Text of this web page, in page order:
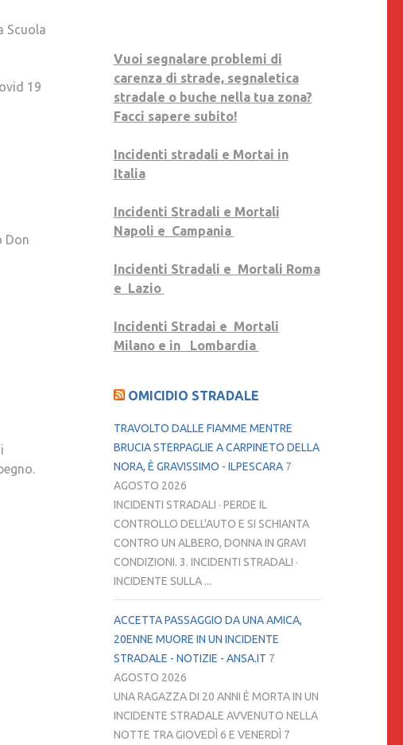
“GIORNATA
MONDIALE
STRADA
Scuola
19
Don
Vuoi segnalare problemi di
carenza di strade, segnaletica
stradale o buche nella tua zona?
Facci sapere subito!
Incidenti stradali e Mortai in
Italia
Incidenti Stradali e Mortali
Napoli e Campania
Incidenti Stradali e Mortali Roma
e Lazio
Incidenti Stradai e Mortali
Milano e in Lombardia
OMICIDIO STRADALE
TRAVOLTO DALLE FIAMME MENTRE
BRUCIA STERPAGLIE A CARPINETO DELLA
NORA, È GRAVISSIMO - ILPESCARA 7
AGOSTO 2026
INCIDENTI STRADALI · PERDE IL
CONTROLLO DELL'AUTO E SI SCHIANTA
CONTRO UN ALBERO, DONNA IN GRAVI
CONDIZIONI. 3. INCIDENTI STRADALI ·
INCIDENTE SULLA ...
ACCETTA PASSAGGIO DA UNA AMICA,
20ENNE MUORE IN UN INCIDENTE
STRADALE - NOTIZIE - ANSA.IT 7
AGOSTO 2026
UNA RAGAZZA DI 20 ANNI È MORTA IN UN
INCIDENTE STRADALE AVVENUTO NELLA
NOTTE TRA GIOVEDÌ 6 E VENERDÌ 7